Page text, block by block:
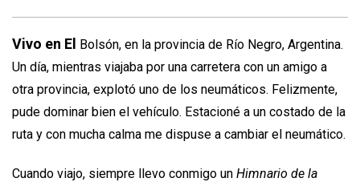
Vivo en El Bolsón, en la provincia de Río Negro, Argentina.
Un día, mientras viajaba por una carretera con un amigo a
otra provincia, explotó uno de los neumáticos. Felizmente,
pude dominar bien el vehículo. Estacioné a un costado de la
ruta y con mucha calma me dispuse a cambiar el neumático.
Cuando viajo, siempre llevo conmigo un Himnario de la